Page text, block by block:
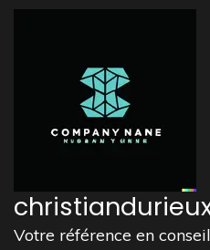
Aller
Votre référence en